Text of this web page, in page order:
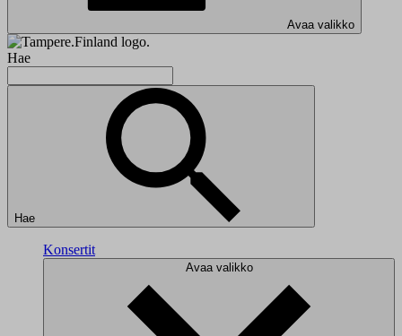
Avaa valikko
Hae
Hae
Konsertit
Avaa valikko